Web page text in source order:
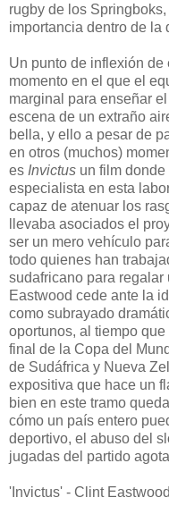
rugby de los
importancia dentro de la
Un punto de inflexión de
momento en el que el
marginal para enseñar
escena de un extraño
bella, y ello a pesar de
en otros (muchos)
es Invictus un film
especialista en esta
capaz de atenuar los
llevaba asociados el
ser un mero vehículo
todo quienes han
sudafricano para regalar
Eastwood cede ante la
como subrayado
oportunos, al tiempo
final de la Copa del
de Sudáfrica y Nueva
expositiva que hace un
bien en este tramo
cómo un país entero
deportivo, el abuso del
jugadas del partido
'Invictus' - Clint